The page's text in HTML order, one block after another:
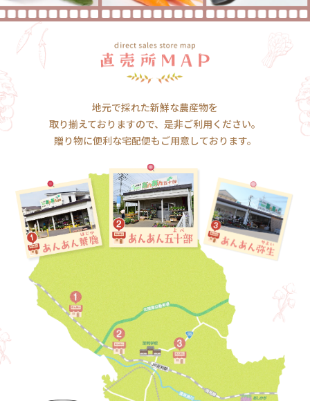
地元で採れた新鮮な農産物を
取り揃えておりますので、是非ご利用ください。
贈り物に便利な宅配便もご用意しております。